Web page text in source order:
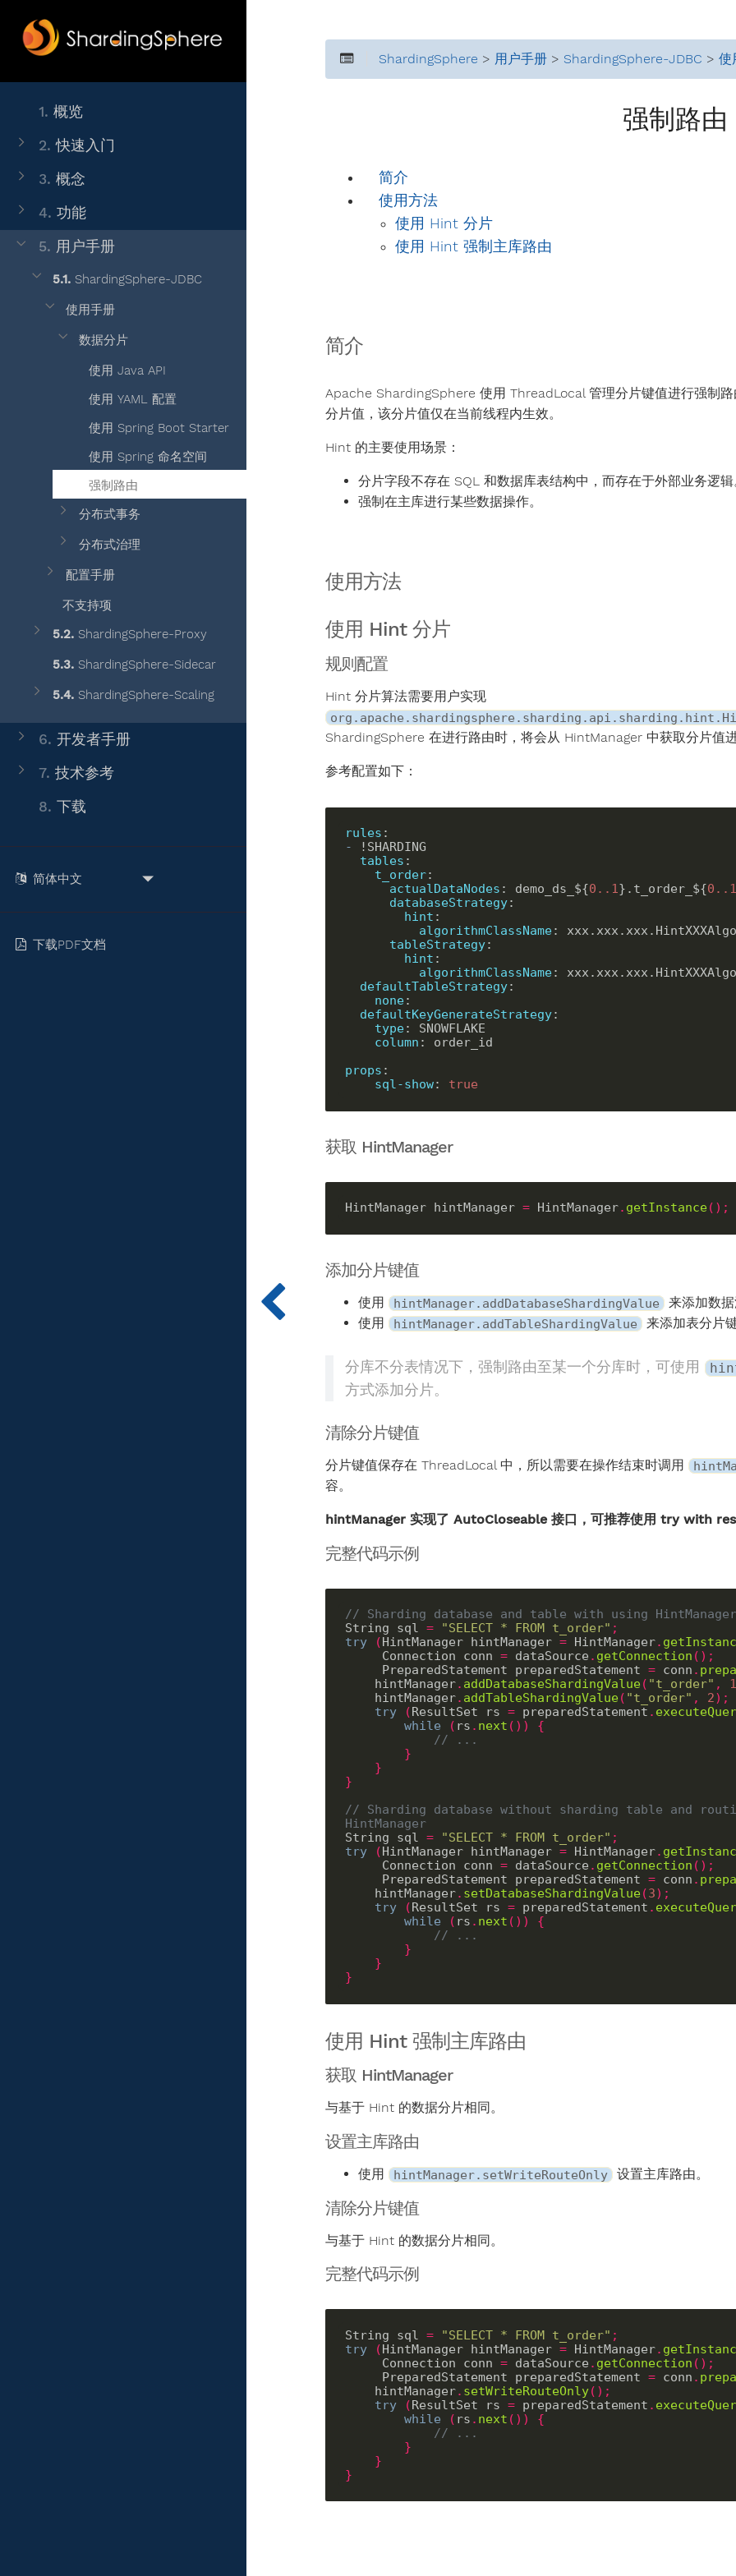
1. 概览
2.快速入门
3. 概念
4. 功能
5. 用户手册
5.1. ShardingSphere-JDBC
使用手册
数据分片
使用 Java API
使用 YAML 配置
使用 Spring Boot Starter
使用 Spring 命名空间
强制路由
分布式事务
分布式治理
配置手册
不支持项
5.2. ShardingSphere-Proxy
5.3. ShardingSphere-Sidecar
5.4. ShardingSphere-Scaling
6. 开发者手册
7. 技术参考
8. 下载
下载PDF文档
ShardingSphere > 用户手册 > ShardingSphere-JDBC >使
强制路由
简介
使用方法
使用 Hint 分片
使用 Hint 强制主库路由
简介
Apache ShardingSphere 使用 ThreadLocal 管理分片键值进行强制
分片值，该分片值仅在当前线程内生效。
Hint 的主要使用场景：
分片字段不存在 SQL 和数据库表结构中，而存在于外部业务逻辑
强制在主库进行某些数据操作。
使用方法
使用 Hint 分片
规则配置
Hint 分片算法需要用户实现
ShardingSphere 在进行路由时，将会从 HintManager 中获取分片值进
参考配置如下：
rules :
-
tables :
t_order:
actualDataNodes : demo_ds_${0 . . 1}.t_order_${0 . . 1
databaseStrategy:
hint :
algorithmClassName:
tableStrategy:
hint :
algorithmClassName:
defaultTableStrategy:
none:
defaultKeyGenerateStrategy:
type:
column :
order_id
props :
sql-show: true
获取 HintManager
HintManager hintManager = HintManager. getInstance();
添加分片键值
使用 hintManager.addDatabaseShardingValue
来添加数据
使用
hintManager.addTableShardingValue 来添加表分片键
分库不分表情况下，强制路由至某一个分库时，可使用
方式添加分片。
清除分片键值
分片键值保存在 ThreadLocal 中，所以需要在操作结束时调用
容。
hintManager 实现了 AutoCloseable 接口，可推荐使用 try with
完整代码示例
// Sharding database and table with using HintManager
String sql = "SELECT * FROM t_order" ;
try
(HintManager hintManager = HintManager.
     Connection conn
= dataSource . getConnection ();
     PreparedStatement preparedStatement
= conn .
    hintManager
. addDatabaseShardingValue( "t_order" , 1
    hintManager
. addTableShardingValue( "t_order" , 2);
try
(ResultSet rs = preparedStatement .
while
( rs . next ())
{
// ...
}
}
}
// Sharding database without sharding table and
HintManager
String sql = "SELECT * FROM t_order" ;
try
(HintManager hintManager = HintManager.
     Connection conn
= dataSource . getConnection ();
     PreparedStatement preparedStatement
= conn .
    hintManager
. setDatabaseShardingValue(3);
try
(ResultSet rs = preparedStatement .
while
( rs . next ())
{
// ...
}
}
}
使用 Hint 强制主库路由
获取 HintManager
与基于 Hint 的数据分片相同。
设置主库路由
使用 hintManager.setWriteRouteOnly 设置主库路由。
清除分片键值
与基于 Hint 的数据分片相同。
完整代码示例
String sql = "SELECT * FROM t_order" ;
try
(HintManager hintManager = HintManager.
     Connection conn
= dataSource . getConnection ();
     PreparedStatement preparedStatement
= conn .
    hintManager
. setWriteRouteOnly();
try
(ResultSet rs = preparedStatement .
while
( rs . next ())
{
// ...
}
}
}